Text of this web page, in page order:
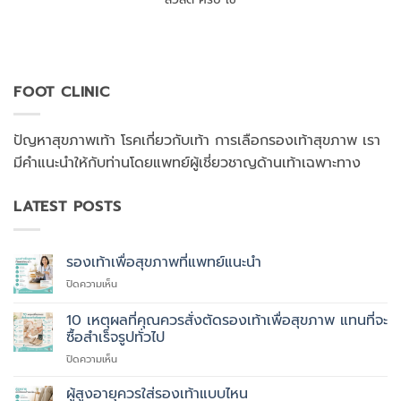
FOOT CLINIC
ปัญหาสุขภาพเท้า โรคเกี่ยวกับเท้า การเลือกรองเท้าสุขภาพ เรา
มีคำแนะนำให้กับท่านโดยแพทย์ผู้เชี่ยวชาญด้านเท้าเฉพาะทาง
LATEST POSTS
รองเท้าเพื่อสุขภาพที่แพทย์แนะนำ
ปิดความเห็นบน
เพื่อ
สุขภาพ
ที่
แพทย์
10 เหตุผลที่คุณควรสั่งตัดรองเท้าเพื่อสุขภาพ แทนที่จะ
ซื้อสำเร็จรูปทั่วไป
ปิดความเห็นบน
เหตุผล
ผู้สูงอายุควรใส่รองเท้าแบบไหน